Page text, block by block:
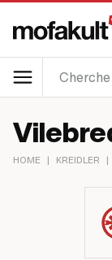
HOME | KREIDLER |